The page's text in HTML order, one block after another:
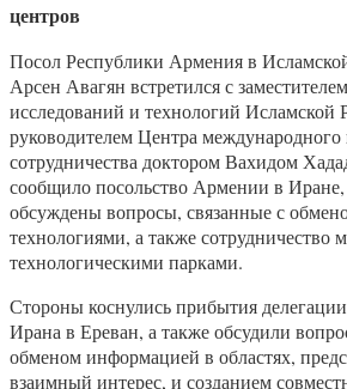
центров
Посол Республики Армения в
Арсен Авагян встретился с
исследований и технологий Исламской
руководителем Центра международного
сотрудничества доктором Вахидом
сообщило посольство Армении в
обсуждены вопросы, связанные с
технологиями, а также
технологическими парками.
Стороны коснулись прибытия
Ирана в Ереван, а также обсудили
обменом информацией в областях,
взаимный интерес, и созданием